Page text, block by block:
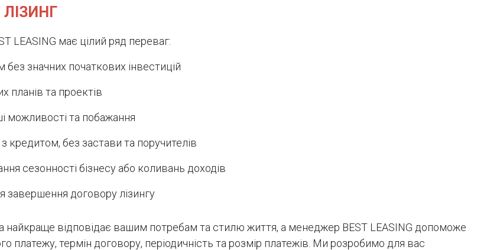
LEASING має цілий ряд переваг:
значних початкових інвестицій
планів та проектів
можливості та побажання
без застави та поручителів
сезонності бізнесу або коливань доходів
завершення договору лізингу
відповідає вашим потребам та стилю життя, а менеджер BEST LEASING допоможе
платежу, термін договору, періодичність та розмір платежів. Ми розробимо для вас